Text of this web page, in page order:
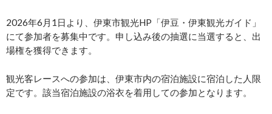
2026年6月1日より、伊東市観光HP「伊豆・伊東観光ガイド」
にて参加者を募集中です。申し込み後の抽選に当選すると、出
場権を獲得できます。
観光客レースへの参加は、伊東市内の宿泊施設に宿泊した人限
定です。該当宿泊施設の浴衣を着用しての参加となります。